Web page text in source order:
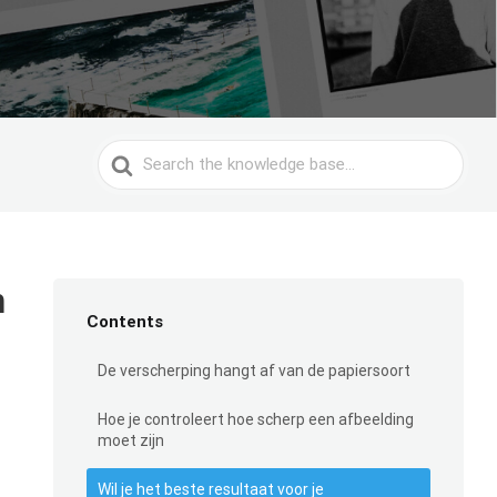
Search
For
Contents
De verscherping hangt af van de papiersoort
Hoe je controleert hoe scherp een afbeelding
moet zijn
Wil je het beste resultaat voor je